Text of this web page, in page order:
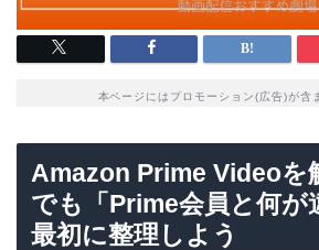
本ページにはプロモーション(広告)が含
Amazon Prime Videoを
でも「Prime会員と何が
最初に整理しよう